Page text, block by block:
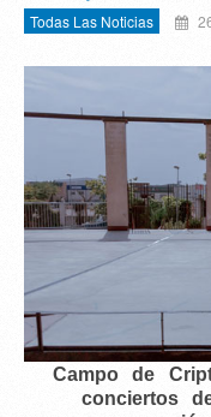
Todas Las Noticias
Campo de
conciertos